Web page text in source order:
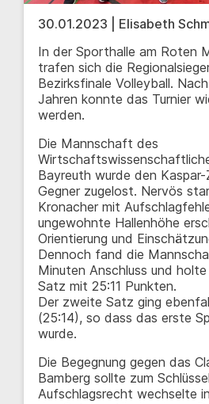
30.01.2023 | Elisabeth
In der Sporthalle am Roten
trafen sich die
Bezirksfinale Volleyball.
Jahren konnte das Turnier
werden.
Die Mannschaft des
Bayreuth wurde den
Gegner zugelost. Nervös
Kronacher mit
ungewohnte Hallenhöhe
Orientierung und
Dennoch fand die
Minuten Anschluss und
Satz mit 25:11 Punkten.
Der zweite Satz ging
(25:14), so dass das erste
wurde.
Die Begegnung gegen das
Bamberg sollte zum
Aufschlagsrecht wechselte